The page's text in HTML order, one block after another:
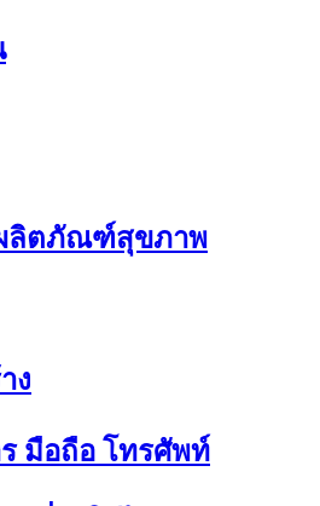
ลิตภัณฑ์สุขภาพ
ง
มือถือ โทรศัพท์